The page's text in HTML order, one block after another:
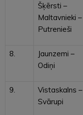
Šķērsti –
Maltavnieki –
Putrenieši
8.
Jaunzemi –
Odiņi
9.
Vistaskalns –
Svārupi